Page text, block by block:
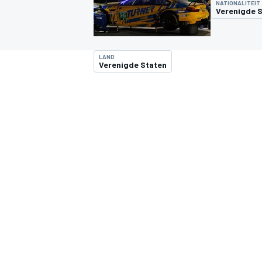
NATIONALITEIT
Verenigde
LAND
Verenigde Staten